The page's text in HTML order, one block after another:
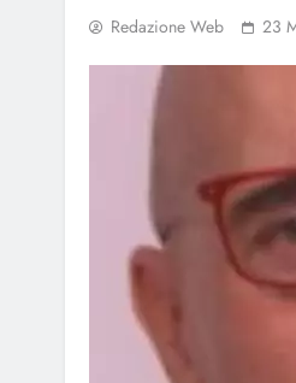
Redazione Web 23